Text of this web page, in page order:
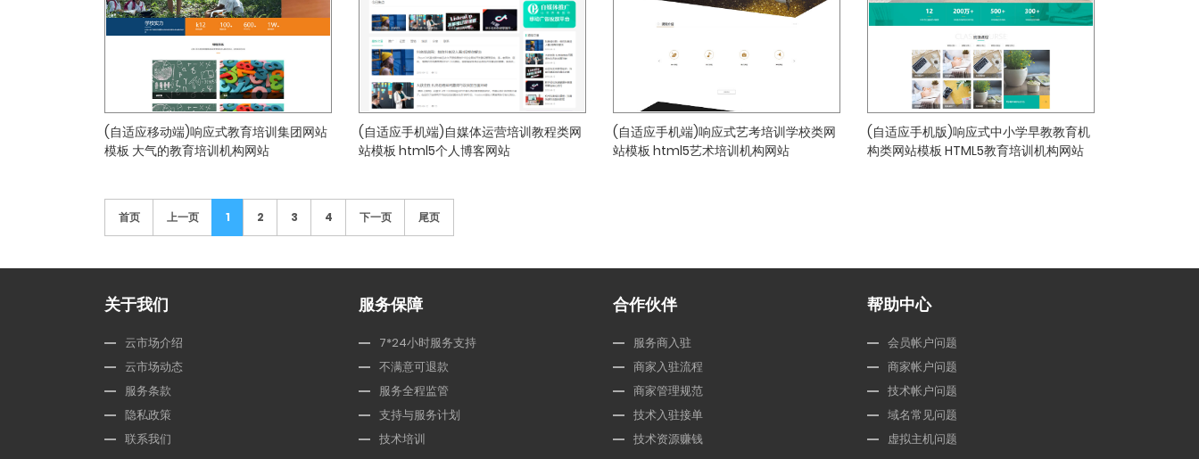
(自适应移动端)响应式教育培训集团网站
模板 大气的教育培训机构网站
(自适应手机端)自媒体运营培训教程类网
站模板 html5个人博客网站
(自适应手机端)响应式艺考培训学校类网
站模板 html5艺术培训机构网站
(自适应手机版)响应式中小学早教教育机
构类网站模板 HTML5教育培训机构网站
首页 上一页 1 2 3 4 下一页 尾页
关于我们
云市场介绍
云市场动态
服务条款
隐私政策
联系我们
服务保障
7*24小时服务支持
不满意可退款
服务全程监管
支持与服务计划
技术培训
合作伙伴
服务商入驻
商家入驻流程
商家管理规范
技术入驻接单
技术资源赚钱
帮助中心
会员帐户问题
商家帐户问题
技术帐户问题
域名常见问题
虚拟主机问题